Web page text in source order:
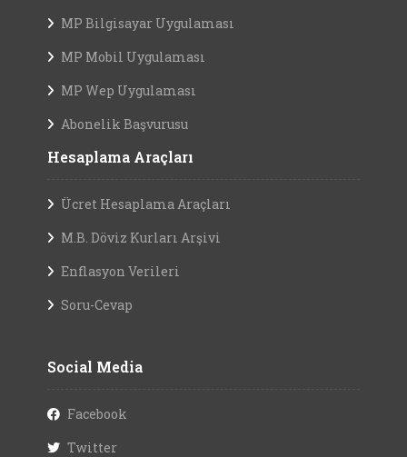
MP Bilgisayar Uygulaması
MP Mobil Uygulaması
MP Wep Uygulaması
Abonelik Başvurusu
Hesaplama Araçları
Ücret Hesaplama Araçları
M.B. Döviz Kurları Arşivi
Enflasyon Verileri
Soru-Cevap
Social Media
Facebook
Twitter